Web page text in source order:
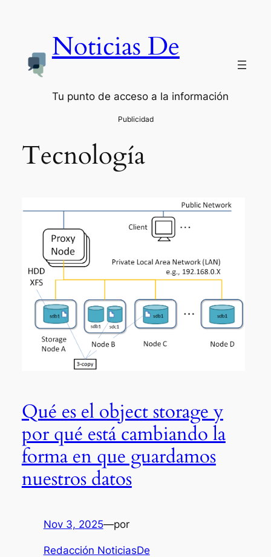
Noticias De
Tu punto de acceso a la información
Tecnología
Qué es el object storage y
por qué está cambiando la
forma en que guardamos
nuestros datos
Nov 3, 2025—por
Redacción NoticiasDe